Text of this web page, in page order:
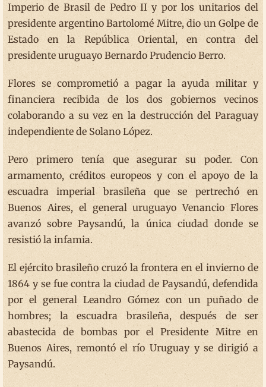
Imperio de Brasil de Pedro II y por los unitarios del
presidente argentino Bartolomé Mitre, dio un Golpe de
Estado en la República Oriental, en contra del
presidente uruguayo Bernardo Prudencio Berro.
Flores se comprometió a pagar la ayuda militar y
financiera recibida de los dos gobiernos vecinos
colaborando a su vez en la destrucción del Paraguay
independiente de Solano López.
Pero primero tenía que asegurar su poder. Con
armamento, créditos europeos y con el apoyo de la
escuadra imperial brasileña que se pertrechó en
Buenos Aires, el general uruguayo Venancio Flores
avanzó sobre Paysandú, la única ciudad donde se
resistió la infamia.
El ejército brasileño cruzó la frontera en el invierno de
1864 y se fue contra la ciudad de Paysandú, defendida
por el general Leandro Gómez con un puñado de
hombres; la escuadra brasileña, después de ser
abastecida de bombas por el Presidente Mitre en
Buenos Aires, remontó el río Uruguay y se dirigió a
Paysandú.